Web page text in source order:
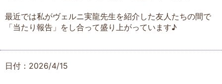
最近では私がヴェルニ実龍先生を紹介した友人たちの間で
「当たり報告」をし合って盛り上がっています♪
日付：2026/4/15